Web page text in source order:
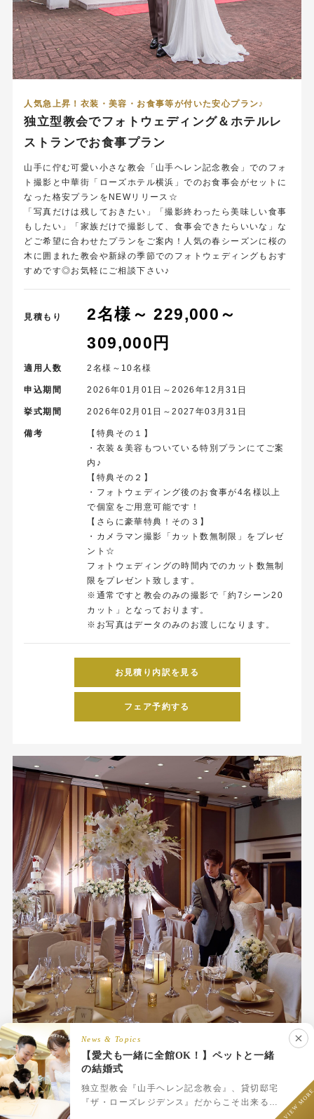
人気急上昇！衣装・美容・お食事等が付いた安心プラン♪
独立型教会でフォトウェディング＆ホテルレ
ストランでお食事プラン
山手に佇む可愛い小さな教会「山手ヘレン記念教会」でのフォ
ト撮影と中華街「ローズホテル横浜」でのお食事会がセットに
なった格安プランをNEWリリース☆
「写真だけは残しておきたい」「撮影終わったら美味しい食事
もしたい」「家族だけで撮影して、食事会できたらいいな」な
どご希望に合わせたプランをご案内！人気の春シーズンに桜の
木に囲まれた教会や新緑の季節でのフォトウェディングもおす
すめです◎お気軽にご相談下さい♪
見積もり
2名様～ 229,000～
309,000円
適用人数 2名様～10名様
申込期間 2026年01月01日～2026年12月31日
挙式期間 2026年02月01日～2027年03月31日
備考
【特典その１】
・衣装＆美容もついている特別プランにてご案
内♪
【特典その２】
・フォトウェディング後のお食事が4名様以上
で個室をご用意可能です！
【さらに豪華特典！その３】
・カメラマン撮影「カット数無制限」をプレゼ
ント☆
フォトウェディングの時間内でのカット数無制
限をプレゼント致します。
※通常ですと教会のみの撮影で「約7シーン20
カット」となっております。
※お写真はデータのみのお渡しになります。
お見積り内訳を見る
フェア予約する
本格挙式✕横浜中華街で叶えるウェディングパーティー
フェア予約 プラン一覧 LINEで相談
News & Topics
【愛犬も一緒に全館OK！】ペットと一緒
の結婚式
独立型教会『山手ヘレン記念教会』、貸切邸宅
『ザ・ローズレジデンス』だからこそ出来るペ VIEW